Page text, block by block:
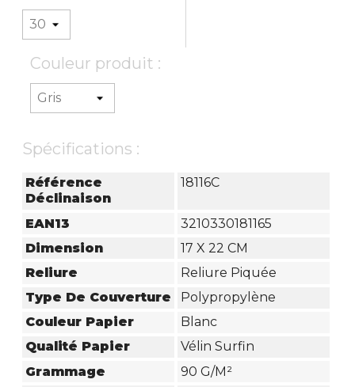
Couleur produit :
Spécifications :
Référence
Déclinaison
18116C
EAN13
3210330181165
Dimension
17 X 22 CM
Reliure
Reliure Piquée
Type De Couverture
Polypropylène
Couleur Papier
Blanc
Qualité Papier
Vélin Surfin
Grammage
90 G/m²